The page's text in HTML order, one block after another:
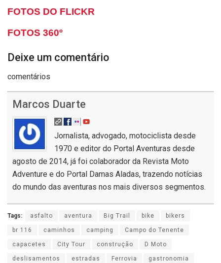
FOTOS DO FLICKR
FOTOS 360º
Deixe um comentário
comentários
Marcos Duarte
Jornalista, advogado, motociclista desde
1970 e editor do Portal Aventuras desde
agosto de 2014, já foi colaborador da Revista Moto
Adventure e do Portal Damas Aladas, trazendo notícias
do mundo das aventuras nos mais diversos segmentos.
Tags: asfalto aventura Big Trail bike bikers
br 116 caminhos camping Campo do Tenente
capacetes City Tour construção D Moto
deslisamentos estradas Ferrovia gastronomia